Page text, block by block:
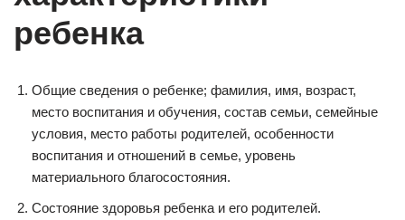
ребенка
Общие сведения о ребенке; фамилия, имя, возраст,
место воспитания и обучения, состав семьи, семейные
условия, место работы родителей, особенности
воспитания и отношений в семье, уровень
материального благосостояния.
Состояние здоровья ребенка и его родителей.